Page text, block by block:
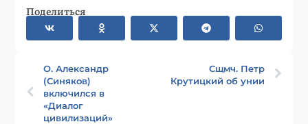
Поделиться
О. Александр
(Синяков)
включился в
«Диалог
цивилизаций»
Сщмч. Петр
Крутицкий об унии